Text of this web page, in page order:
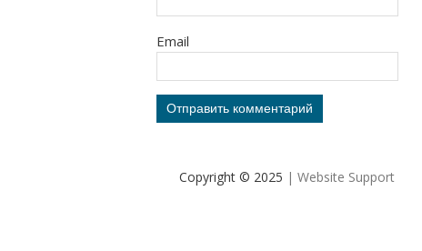
Email
Copyright © 2025 | Website Support